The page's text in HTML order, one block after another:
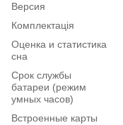
Версия
Комплектація
Оценка и статистика
сна
Срок службы
батареи (режим
умных часов)
Встроенные карты